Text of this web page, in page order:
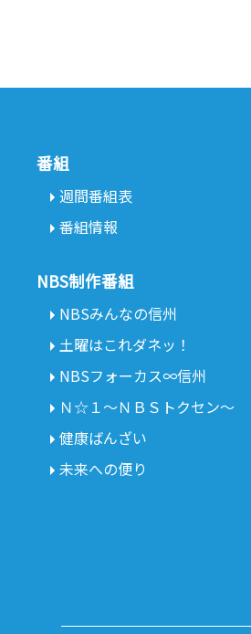
番組
週間番組表
番組情報
NBS制作番組
NBSみんなの信州
土曜はこれダネッ！
NBSフォーカス∞信州
Ｎ☆１～ＮＢＳトクセン～
健康ばんざい
未来への便り